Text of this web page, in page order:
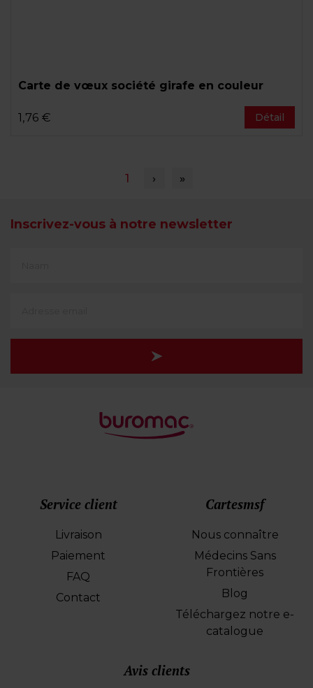
Carte de vœux société girafe en couleur
1,76 € Détail
Page
1
Page
›
Dernière
»
Inscrivez-vous à notre newsletter
Service client
Livraison
Paiement
FAQ
Contact
Cartesmsf
Nous connaître
Médecins Sans
Frontières
Blog
Téléchargez notre e-
catalogue
Avis clients